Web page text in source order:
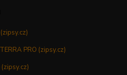
PRO (zipsy.cz)